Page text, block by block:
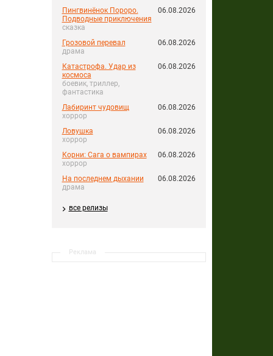
Пингвинёнок Пороро.
Подводные приключения
сказка
06.08.2026
Грозовой перевал
драма
06.08.2026
Катастрофа. Удар из
космоса
боевик, триллер,
фантастика
06.08.2026
Лабиринт чудовищ
хоррор
06.08.2026
Ловушка
хоррор
06.08.2026
Корни: Сага о вампирах
хоррор
06.08.2026
На последнем дыхании
драма
06.08.2026
все релизы
Реклама